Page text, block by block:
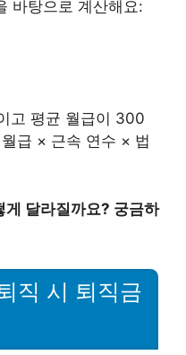
바탕으로 계산해요:
고 평균 월급이 300
급 × 근속 연수 × 법
게 달라질까요? 궁금하
직 시 퇴직금